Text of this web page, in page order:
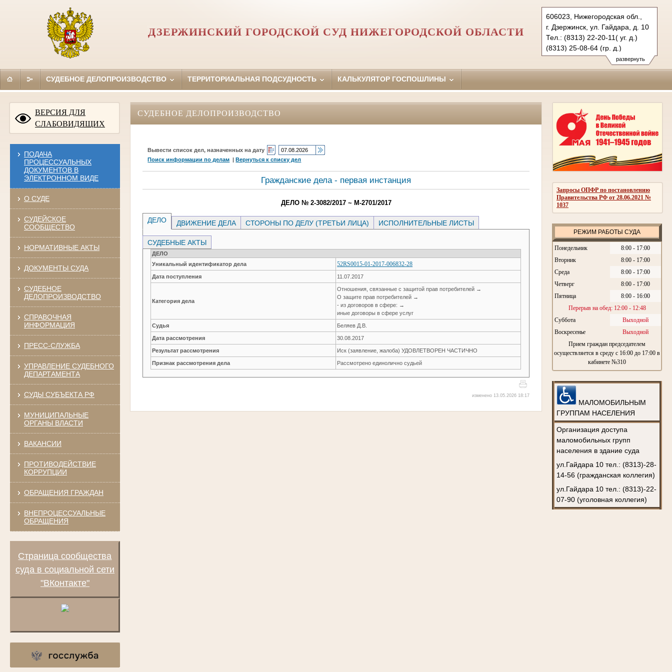
развернуть
606023, Нижегородская обл.,
г. Дзержинск, ул. Гайдара, д. 10
Тел.: (8313) 22-20-11( уг. д.)
(8313) 25-08-64 (гр. д.)
dzerginsky.nnov@sudrf.ru
ДЗЕРЖИНСКИЙ ГОРОДСКОЙ СУД НИЖЕГОРОДСКОЙ ОБЛАСТИ
СУДЕБНОЕ ДЕЛОПРОИЗВОДСТВО ТЕРРИТОРИАЛЬНАЯ ПОДСУДНОСТЬ КАЛЬКУЛЯТОР ГОСПОШЛИНЫ
ВЕРСИЯ ДЛЯ
СЛАБОВИДЯЩИХ
ПОДАЧА
ПРОЦЕССУАЛЬНЫХ
ДОКУМЕНТОВ В
ЭЛЕКТРОННОМ ВИДЕ
О СУДЕ
СУДЕЙСКОЕ
СООБЩЕСТВО
НОРМАТИВНЫЕ АКТЫ
ДОКУМЕНТЫ СУДА
СУДЕБНОЕ
ДЕЛОПРОИЗВОДСТВО
СПРАВОЧНАЯ
ИНФОРМАЦИЯ
ПРЕСС-СЛУЖБА
УПРАВЛЕНИЕ СУДЕБНОГО
ДЕПАРТАМЕНТА
СУДЫ СУБЪЕКТА РФ
МУНИЦИПАЛЬНЫЕ
ОРГАНЫ ВЛАСТИ
ВАКАНСИИ
ПРОТИВОДЕЙСТВИЕ
КОРРУПЦИИ
ОБРАЩЕНИЯ ГРАЖДАН
ВНЕПРОЦЕССУАЛЬНЫЕ
ОБРАЩЕНИЯ
Страница сообщества
суда в социальной сети
"ВКонтакте"
Запросы ОПФР по постановлению
Правительства РФ от 28.06.2021 №
1037
РЕЖИМ РАБОТЫ СУДА
Понедельник
8:00 - 17:00
Вторник
8:00 - 17:00
Среда
8:00 - 17:00
Четверг
8:00 - 17:00
Пятница
8:00 - 16:00
Перерыв на обед: 12:00 - 12:48
Суббота
Выходной
Воскресенье
Выходной
Прием граждан председателем
осуществляется в среду с 16:00 до 17:00 в
кабинете №310
МАЛОМОБИЛЬНЫМ
ГРУППАМ НАСЕЛЕНИЯ
Организация доступа
маломобильных групп
населения в здание суда
ул.Гайдара 10 тел.: (8313)-28-
14-56 (гражданская коллегия)
ул.Гайдара 10 тел.: (8313)-22-
07-90 (уголовная коллегия)
СУДЕБНОЕ ДЕЛОПРОИЗВОДСТВО
Вывести список дел, назначенных на дату
Поиск информации по делам |Вернуться к списку дел
Гражданские дела - первая инстанция
ДЕЛО № 2-3082/2017 ~ М-2701/2017
ДЕЛО ДВИЖЕНИЕ ДЕЛА СТОРОНЫ ПО ДЕЛУ (ТРЕТЬИ ЛИЦА) ИСПОЛНИТЕЛЬНЫЕ ЛИСТЫ
СУДЕБНЫЕ АКТЫ
ДЕЛО
Уникальный идентификатор дела
52RS0015-01-2017-006832-28
Дата поступления 11.07.2017
Категория дела
Отношения, связанные с защитой прав потребителей →
О защите прав потребителей →
- из договоров в сфере: →
иные договоры в сфере услуг
Судья Беляев Д.В.
Дата рассмотрения 30.08.2017
Результат рассмотрения Иск (заявление, жалоба) УДОВЛЕТВОРЕН ЧАСТИЧНО
Признак рассмотрения дела Рассмотрено единолично судьей
изменено 13.05.2026 18:17